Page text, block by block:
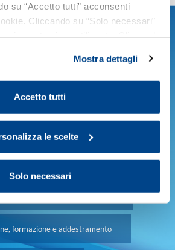
su “Accetto tutti” acconsenti
Cliccando su “Solo necessari”
a ciascuna categoria di
informazioni consulta la
Mostra dettagli
Accetto tutti
le scelte
Solo necessari
Argomenti
pericolose e schede di sicurezza -
REACH e CLP
rischio di incidente rilevante
radiazioni ionizzanti
formazione e addestramento